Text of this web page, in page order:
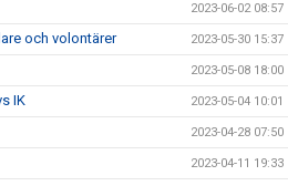
2023-06-02 08:57
och volontärer 2023-05-30 15:37
2023-05-08 18:00
IK 2023-05-04 10:01
2023-04-28 07:50
2023-04-11 19:33